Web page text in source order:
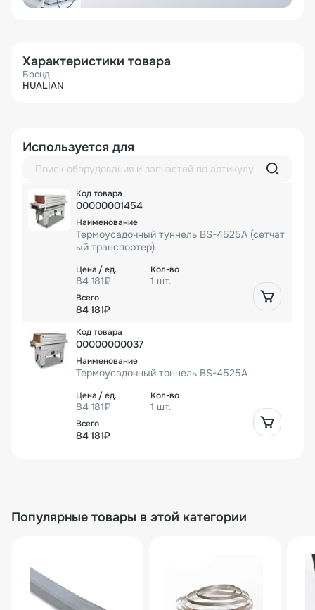
Характеристики товара
Бренд
HUALIAN
Используется для
00000001454
Термоусадочный туннель BS-4525A (сетчат
ый транспортер)
84 181₽ 1 шт.
84 181₽
00000000037
Термоусадочный тоннель BS-4525A
84 181₽ 1 шт.
84 181₽
Популярные товары в этой категории